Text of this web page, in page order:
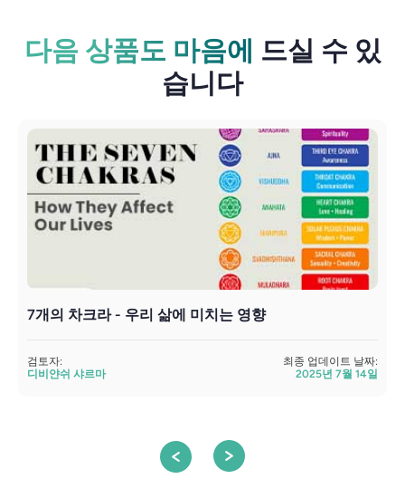
다음 상품도 마음에 드실 수 있
습니다
7개의 차크라 - 우리 삶에 미치는 영향
검토자:
디비얀쉬 샤르마
최종 업데이트 날짜:
2025년 7월 14일